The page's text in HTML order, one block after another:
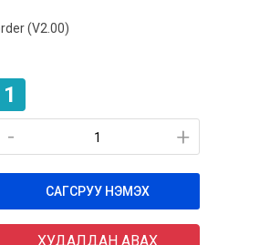
(V2.00)
1
+
- +
-
САГСРУУ НЭМЭХ
ХУДАЛДАН АВАХ